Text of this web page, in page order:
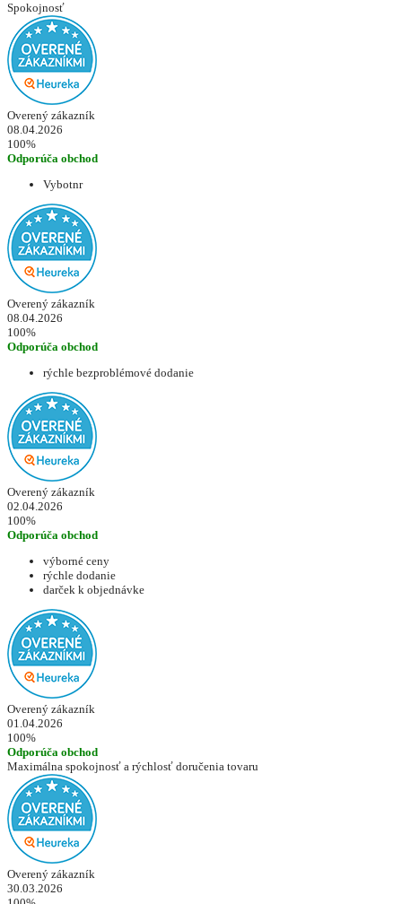
Spokojnosť
Overený zákazník
08.04.2026
100%
Odporúča obchod
Vybotnr
Overený zákazník
08.04.2026
100%
Odporúča obchod
rýchle bezproblémové dodanie
Overený zákazník
02.04.2026
100%
Odporúča obchod
výborné ceny
rýchle dodanie
darček k objednávke
Overený zákazník
01.04.2026
100%
Odporúča obchod
Maximálna spokojnosť a rýchlosť doručenia tovaru
Overený zákazník
30.03.2026